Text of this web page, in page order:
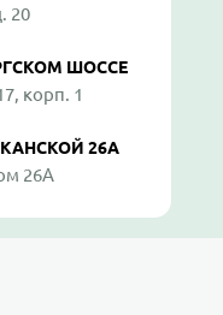
20
ШОССЕ
корп. 1
26А
26А